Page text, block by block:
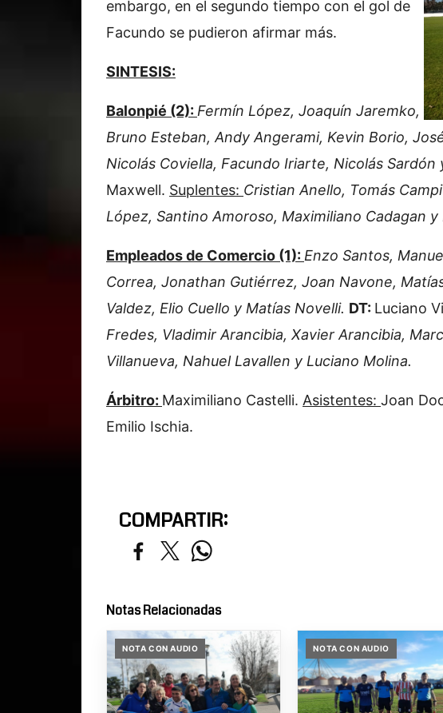
embargo, en el segundo tiempo con el gol de
Facundo se pudieron afirmar más.
SINTESIS:
Balonpié (2): Fermín López, Joaquín Jaremko,
Bruno Esteban, Andy Angerami, Kevin Borio,
Nicolás Coviella, Facundo Iriarte, Nicolás Sardón
Maxwell. Suplentes: Cristian Anello, Tomás
López, Santino Amoroso, Maximiliano Cadagan
Empleados de Comercio (1): Enzo Santos,
Correa, Jonathan Gutiérrez, Joan Navone,
Valdez, Elio Cuello y Matías Novelli. DT: Luciano
Fredes, Vladimir Arancibia, Xavier Arancibia,
Villanueva, Nahuel Lavallen y Luciano Molina.
Árbitro: Maximiliano Castelli. Asistentes: Joan
Emilio Ischia.
COMPARTIR:
Notas Relacionadas
NOTA CON AUDIO NOTA CON AUDIO